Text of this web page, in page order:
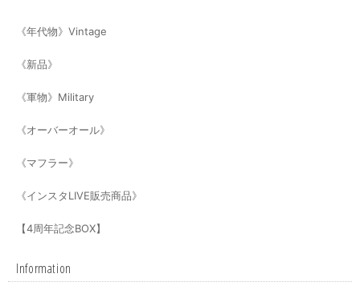
《年代物》Vintage
《新品》
《軍物》Military
《オーバーオール》
《マフラー》
《インスタLIVE販売商品》
【4周年記念BOX】
Information